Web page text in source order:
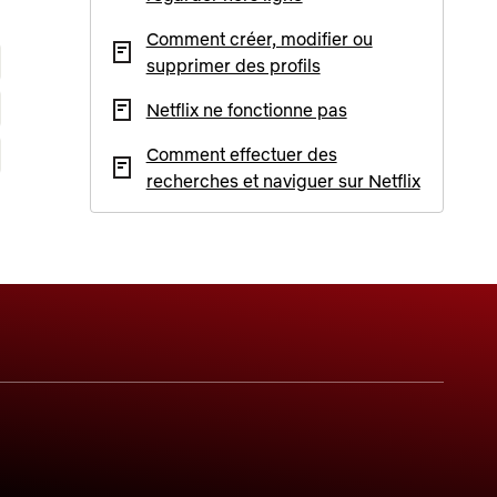
Comment créer, modifier ou
supprimer des profils
Netflix ne fonctionne pas
Comment effectuer des
recherches et naviguer sur Netflix